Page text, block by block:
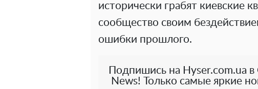
исторически грабят киевские
сообщество своим
ошибки прошлого.
Подпишись на Hyser.com.ua в
News! Только самые яркие